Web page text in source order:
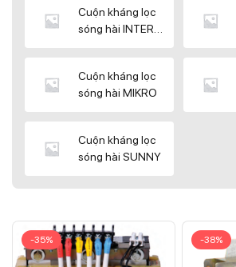
Cuộn kháng lọc
sóng hài INTER
Cuộn kháng lọc
sóng hài MIKRO
Cuộn kháng lọc
sóng hài SUNNY
-35% -38%